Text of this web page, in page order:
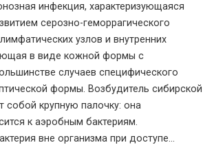
инфекция, характеризующаяся
серозно-геморрагического
узлов и внутренних
в виде кожной формы с
случаев специфического
формы. Возбудитель сибирской
собой крупную палочку: она
к аэробным бактериям.
вне организма при доступе…